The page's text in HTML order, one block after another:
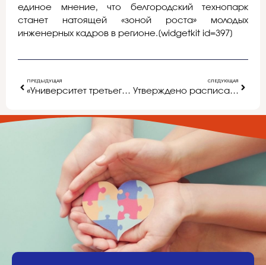
единое мнение, что белгородский технопарк
станет натоящей «зоной роста» молодых
инженерных кадров в регионе.[widgetkit id=397]
ПРЕДЫДУЩАЯ
«Университет третьего возраста»
СЛЕДУЮЩАЯ
Утверждено расписание ЕГЭ, ОГЭ и ГВЭ 2017 года